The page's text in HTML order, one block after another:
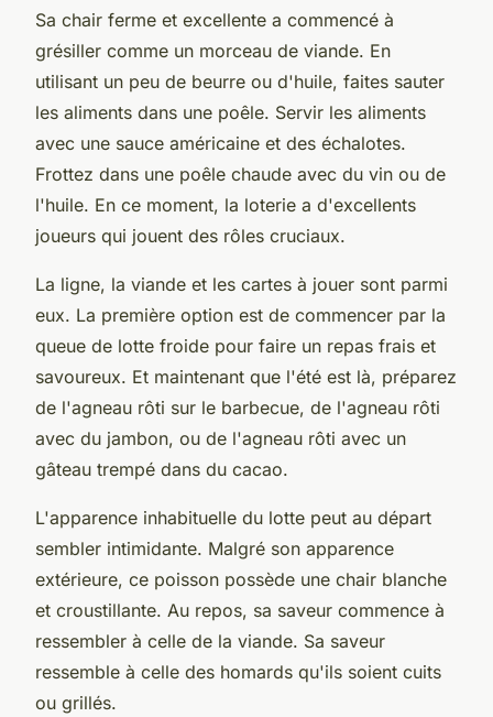
Sa chair ferme et excellente a commencé à
grésiller comme un morceau de viande. En
utilisant un peu de beurre ou d'huile, faites sauter
les aliments dans une poêle. Servir les aliments
avec une sauce américaine et des échalotes.
Frottez dans une poêle chaude avec du vin ou de
l'huile. En ce moment, la loterie a d'excellents
joueurs qui jouent des rôles cruciaux.
La ligne, la viande et les cartes à jouer sont parmi
eux. La première option est de commencer par la
queue de lotte froide pour faire un repas frais et
savoureux. Et maintenant que l'été est là, préparez
de l'agneau rôti sur le barbecue, de l'agneau rôti
avec du jambon, ou de l'agneau rôti avec un
gâteau trempé dans du cacao.
L'apparence inhabituelle du lotte peut au départ
sembler intimidante. Malgré son apparence
extérieure, ce poisson possède une chair blanche
et croustillante. Au repos, sa saveur commence à
ressembler à celle de la viande. Sa saveur
ressemble à celle des homards qu'ils soient cuits
ou grillés.